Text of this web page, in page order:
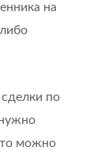
на
по
можно